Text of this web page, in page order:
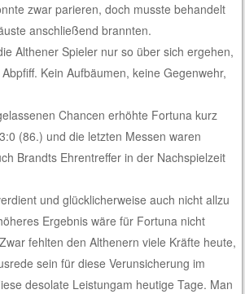
zwar parieren, doch musste behandelt
anschließend brannten.
Althener Spieler nur so über sich ergehen,
Kein Aufbäumen, keine Gegenwehr,
Chancen erhöhte Fortuna kurz
(86.) und die letzten Messen waren
Brandts Ehrentreffer in der Nachspielzeit
und glücklicherweise auch nicht allzu
Ergebnis wäre für Fortuna nicht
fehlten den Althenern viele Kräfte heute,
sein für diese Verunsicherung im
desolate Leistungam heutige Tage. Man